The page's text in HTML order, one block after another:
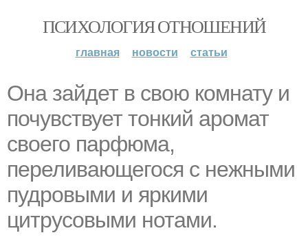
ПСИХОЛОГИЯ ОТНОШЕНИЙ
главная новости статьи
Она зайдет в свою комнату и
почувствует тонкий аромат
своего парфюма,
переливающегося с нежными
пудровыми и яркими
цитрусовыми нотами.